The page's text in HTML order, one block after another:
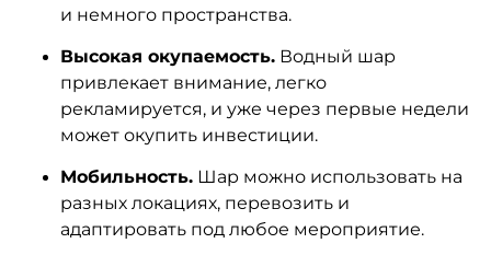
и немного пространства.
Высокая окупаемость. Водный шар
привлекает внимание, легко
рекламируется, и уже через первые недели
может окупить инвестиции.
Мобильность. Шар можно использовать на
разных локациях, перевозить и
адаптировать под любое мероприятие.